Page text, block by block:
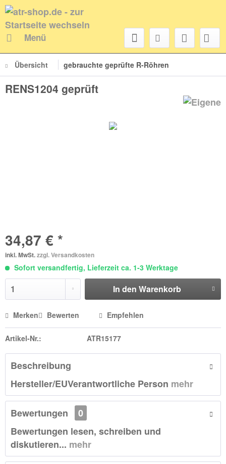
Menü
Übersicht gebrauchte geprüfte R-Röhren
RENS1204 geprüft
34,87 € *
inkl. MwSt.zzgl. Versandkosten
Sofort versandfertig, Lieferzeit ca. 1-3 Werktage
In den Warenkorb
Merken Bewerten Empfehlen
Artikel-Nr.: ATR15177
Beschreibung
Hersteller/EUVerantwortliche Person mehr
Bewertungen
0
Bewertungen lesen, schreiben und
diskutieren... mehr